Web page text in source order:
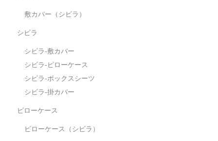
敷カバー（シビラ）
シビラ
シビラ-敷カバー
シビラ-ピローケース
シビラ-ボックスシーツ
シビラ-掛カバー
ピローケース
ピローケース（シビラ）